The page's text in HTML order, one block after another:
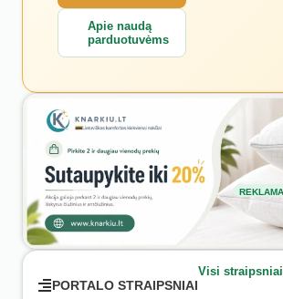
Apie naudą
parduotuvėms
REKLAMA
PORTALO STRAIPSNIAI
Visi